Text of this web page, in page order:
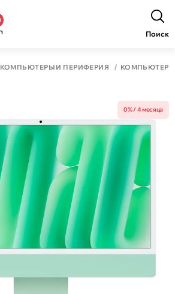
Поиск
КОМПЬЮТЕРЫ И ПЕРИФЕРИЯ КОМПЬЮТЕРЫ
0% / 4 месяца